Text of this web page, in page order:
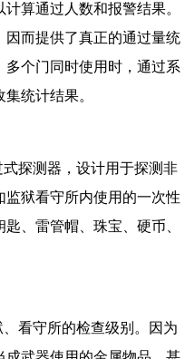
算通过人数和报警结果。
而提供了真正的通过量统
个门同时使用时，通过系
统计结果。
探测器，设计用于探测非
狱看守所内使用的一次性
、雷管帽、珠宝、硬币、
看守所的检查级别。因为